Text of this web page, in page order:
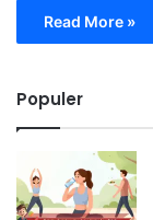
Read More »
Populer